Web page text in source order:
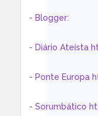
- Blogger:
- Diário Ateísta
- Ponte Europa
- Sorumbático